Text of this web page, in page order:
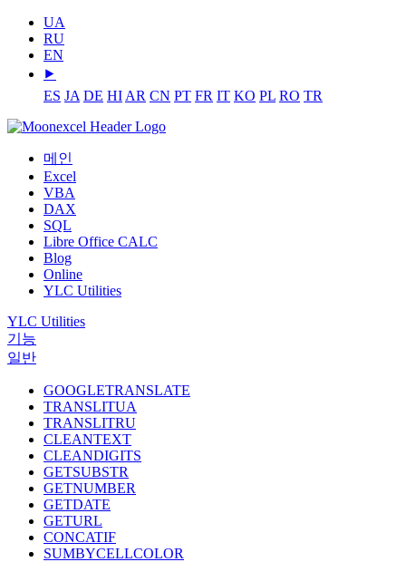
UA
RU
EN
⯈
ES JA DE HI AR CN PT FR IT KO PL RO TR
메인
Excel
VBA
DAX
SQL
Libre Office CALC
Blog
Online
YLC Utilities
YLC Utilities
기능
일반
GOOGLETRANSLATE
TRANSLITUA
TRANSLITRU
CLEANTEXT
CLEANDIGITS
GETSUBSTR
GETNUMBER
GETDATE
GETURL
CONCATIF
SUMBYCELLCOLOR